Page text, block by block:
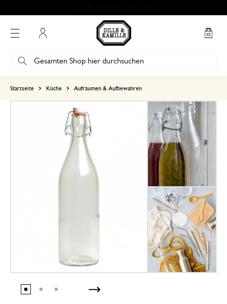
Startseite Küche Aufräumen & Aufbewahren